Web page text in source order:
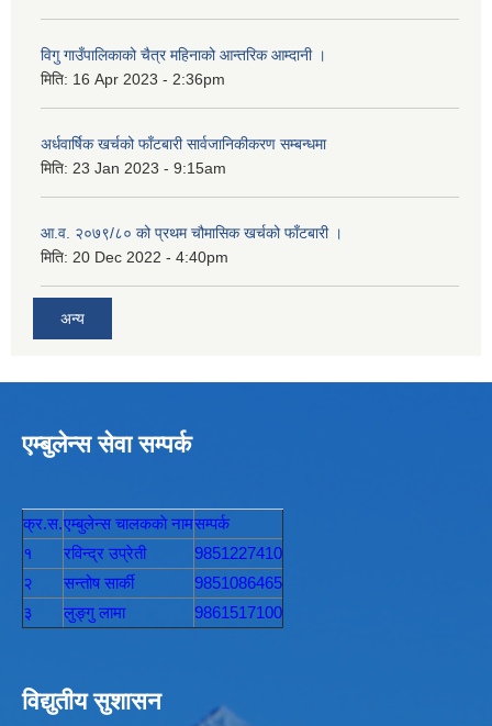
विगु गाउँपालिकाको चैत्र महिनाको आन्तरिक आम्दानी ।
मिति: 16 Apr 2023 - 2:36pm
अर्धवार्षिक खर्चको फाँटबारी सार्वजानिकीकरण सम्बन्धमा
मिति: 23 Jan 2023 - 9:15am
आ.व. २०७९/८० को प्रथम चौमासिक खर्चको फाँटबारी ।
मिति: 20 Dec 2022 - 4:40pm
अन्य
एम्बुलेन्स सेवा सम्पर्क
क्र.स.एम्बुलेन्स चालककाे नामसम्पर्क
१
रविन्द्र उप्रेती
9851227410
२
सन्तोष सार्की
9851086465
३
लुङ्गु लामा 9861517100
विद्युतीय सुशासन